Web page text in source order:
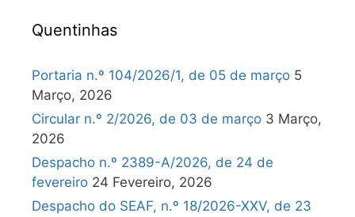
Quentinhas
Portaria n.º 104/2026/1, de 05 de março 5
Março, 2026
Circular n.º 2/2026, de 03 de março 3 Março,
2026
Despacho n.º 2389-A/2026, de 24 de
fevereiro 24 Fevereiro, 2026
Despacho do SEAF, n.º 18/2026-XXV, de 23